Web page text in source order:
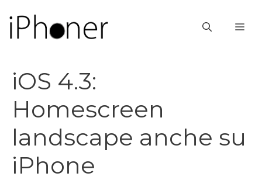
contenuto
iOS 4.3:
Homescreen
landscape anche su
iPhone